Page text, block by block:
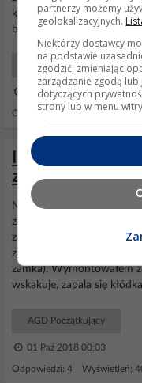
klinowego czego było
bocznej obudowypralki,
AGD Początkujący
11 Maj 2021 22:25
Odpowiedzi: 3 Wyświetleń:
Indesit WISE
zamka i
Mam problem z
zamka i rozpocząć prania.
zablokować, bo jest lekkie
zamek szło za małe
zamka). Wymontowałem
wskakuje, zapala się
AGD Początkujący
01 Paź 2018 00:03
Odpowiedzi: 4 Wyświetleń:
partnerzy możemy
geolokalizacyjnych.
Niektórzy dostawcy
na podstawie
zgodzić, zmieniając
zarządzanie zgodą
dotyczących
strony lub w menu